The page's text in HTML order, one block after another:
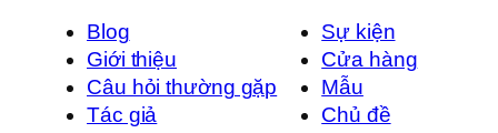
Blog
Giới thiệu
Câu hỏi thường gặp
Tác giả
Sự kiện
Cửa hàng
Mẫu
Chủ đề